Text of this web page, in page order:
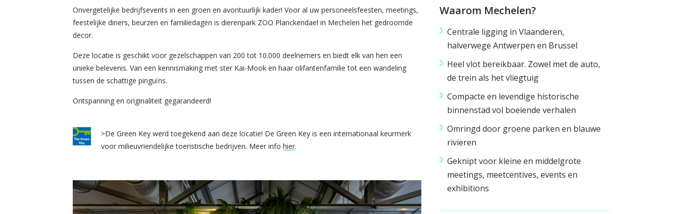
Onvergetelijke bedrijfsevents in een groen en avontuurlijk kader! Voor al uw personeelsfeesten, meetings,
feestelijke diners, beurzen en familiedagen is dierenpark ZOO Planckendael in Mechelen het gedroomde
decor.
Deze locatie is geschikt voor gezelschappen van 200 tot 10.000 deelnemers en biedt elk van hen een
unieke belevenis. Van een kennismaking met ster Kai-Mook en haar olifantenfamilie tot een wandeling
tussen de schattige pinguïns.
Ontspanning en originaliteit gegarandeerd!
>De Green Key werd toegekend aan deze locatie! De Green Key is een internationaal keurmerk
voor milieuvriendelijke toeristische bedrijven. Meer info hier.
Waarom Mechelen?
Centrale ligging in Vlaanderen,
halverwege Antwerpen en Brussel
Heel vlot bereikbaar. Zowel met de auto,
de trein als het vliegtuig
Compacte en levendige historische
binnenstad vol boeiende verhalen
Omringd door groene parken en blauwe
rivieren
Geknipt voor kleine en middelgrote
meetings, meetcentives, events en
exhibitions